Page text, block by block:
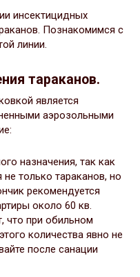
инсектицидных
Познакомимся с
линии.
тараканов.
является
аэрозольными
назначения, так как
только тараканов, но
рекомендуется
около 60 кв.
что при обильном
количества явно не
после санации